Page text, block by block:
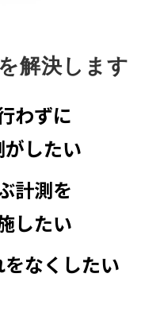
解決します
わずに
したい
計測を
したい
なくしたい